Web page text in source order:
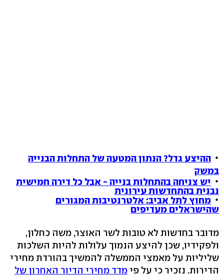
ההיצע גדל? הנתון המטעה של התחלות הבנייה
במשק
יש צניחה בהתחלות בנייה - אבל כל דירה חמישית
נבנית בהתחדשות עירונית
מחוץ לתל אביב: אלטרנטיבות המגורים
שהישראלים מעדיפים
מדובר בחדשות לא טובות לשר האוצר, משה כחלון,
ולפקידיו, שכן להיצע הנמוך עלולות להיות השלכות
שליליות על מאמצי הממשלה להמשיך בהורדת מחירי
הדירות. נזכיר כי על פי מדד מחירי הדיור האחרון של